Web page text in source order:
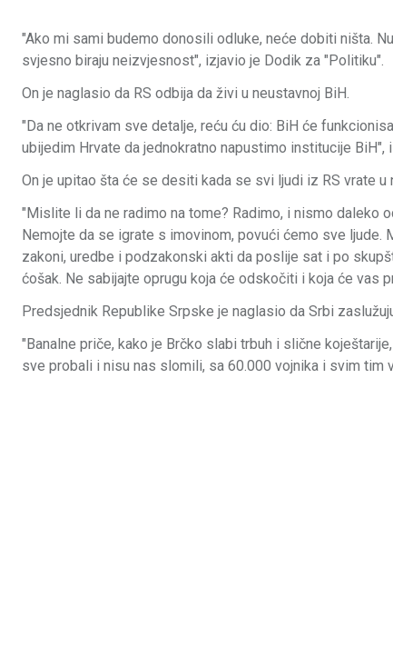
"Ako mi sami budemo donosili odluke, neće dobiti ništa.
svjesno biraju neizvjesnost", izjavio je Dodik za "Politiku".
On je naglasio da RS odbija da živi u neustavnoj BiH.
"Da ne otkrivam sve detalje, reću ću dio: BiH će
ubijedim Hrvate da jednokratno napustimo institucije BiH",
On je upitao šta će se desiti kada se svi ljudi iz RS vrate u
"Mislite li da ne radimo na tome? Radimo, i nismo daleko
Nemojte da se igrate s imovinom, povući ćemo sve
zakoni, uredbe i podzakonski akti da poslije sat i po
ćošak. Ne sabijajte oprugu koja će odskočiti i koja će vas
Predsjednik Republike Srpske je naglasio da Srbi
"Banalne priče, kako je Brčko slabi trbuh i slične
sve probali i nisu nas slomili, sa 60.000 vojnika i svim tim